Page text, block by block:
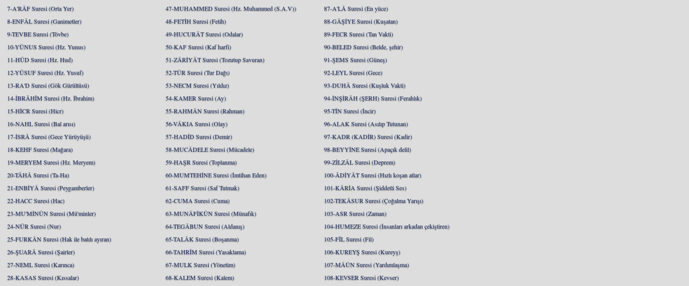
7-A'RÂF Suresi (Orta Yer)
8-ENFÂL Suresi (Ganimetler)
9-TEVBE Suresi (Tövbe)
10-YÛNUS Suresi (Hz. Yunus)
11-HÛD Suresi (Hz. Hud)
12-YÛSUF Suresi (Hz. Yusuf)
13-RA'D Suresi (Gök Gürültüsü)
14-İBRÂHÎM Suresi (Hz. İbrahim)
15-HİCR Suresi (Hicr)
16-NAHL Suresi (Bal arısı)
17-İSRÂ Suresi (Gece Yürüyüşü)
18-KEHF Suresi (Mağara)
19-MERYEM Suresi (Hz. Meryem)
20-TÂHÂ Suresi (Ta-Ha)
21-ENBİYÂ Suresi (Peygamberler)
22-HACC Suresi (Hac)
23-MU'MİNÛN Suresi (Mü'minler)
24-NÛR Suresi (Nur)
25-FURKÂN Suresi (Hak ile batılı ayıran)
26-ŞUARÂ Suresi (Şairler)
27-NEML Suresi (Karınca)
28-KASAS Suresi (Kıssalar)
47-MUHAMMED Suresi (Hz. Muhammed (S.A.V))
48-FETİH Suresi (Fetih)
49-HUCURÂT Suresi (Odalar)
50-KAF Suresi (Kaf harfi)
51-ZÂRİYÂT Suresi (Tozutup Savuran)
52-TÛR Suresi (Tur Dağı)
53-NECM Suresi (Yıldız)
54-KAMER Suresi (Ay)
55-RAHMÂN Suresi (Rahman)
56-VÂKIA Suresi (Olay)
57-HADÎD Suresi (Demir)
58-MUCÂDELE Suresi (Mücadele)
59-HAŞR Suresi (Toplanma)
60-MUMTEHİNE Suresi (İmtihan Eden)
61-SAFF Suresi (Saf Tutmak)
62-CUMA Suresi (Cuma)
63-MUNÂFİKÛN Suresi (Münafık)
64-TEGÂBUN Suresi (Aldanış)
65-TALÂK Suresi (Boşanma)
66-TAHRÎM Suresi (Yasaklama)
67-MULK Suresi (Yönetim)
68-KALEM Suresi (Kalem)
87-A'LÂ Suresi (En yüce)
88-GÂŞİYE Suresi (Kuşatan)
89-FECR Suresi (Tan Vakti)
90-BELED Suresi (Belde, şehir)
91-ŞEMS Suresi (Güneş)
92-LEYL Suresi (Gece)
93-DUHÂ Suresi (Kuşluk Vakti)
94-İNŞİRÂH (ŞERH) Suresi (Ferahlık)
95-TÎN Suresi (İncir)
96-ALAK Suresi (Asılıp Tutunan)
97-KADR (KADİR) Suresi (Kadir)
98-BEYYİNE Suresi (Apaçık delil)
99-ZİLZÂL Suresi (Deprem)
100-ÂDİYÂT Suresi (Hızlı koşan atlar)
101-KÂRİA Suresi (Şiddetli Ses)
102-TEKÂSUR Suresi (Çoğalma Yarışı)
103-ASR Suresi (Zaman)
104-HUMEZE Suresi (İnsanları arkadan çekiştiren)
105-FÎL Suresi (Fil)
106-KUREYŞ Suresi (Kureyş)
107-MÂÛN Suresi (Yardımlaşma)
108-KEVSER Suresi (Kevser)